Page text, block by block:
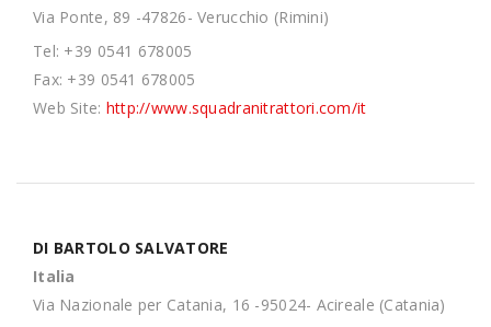
Via Ponte, 89 -47826- Verucchio (Rimini)
Tel: +39 0541 678005
Fax: +39 0541 678005
Web Site: http://www.squadranitrattori.com/it
DI BARTOLO SALVATORE
Italia
Via Nazionale per Catania, 16 -95024- Acireale (Catania)